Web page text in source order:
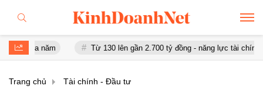
năm Từ 130 lên gần 2.700 tỷ đồng - năng lực tài chính của
Trang chủ Tài chính - Đầu tư